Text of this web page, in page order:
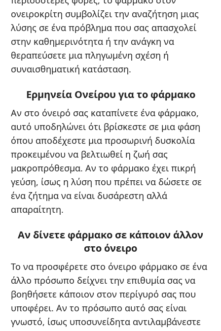
ονειροκρίτη συμβολίζει την αναζήτηση μιας
λύσης σε ένα πρόβλημα που σας απασχολεί
στην καθημερινότητα ή την ανάγκη να
θεραπεύσετε μια πληγωμένη σχέση ή
συναισθηματική κατάσταση.
Ερμηνεία Ονείρου για το φάρμακο
Αν στο όνειρό σας καταπίνετε ένα φάρμακο,
αυτό υποδηλώνει ότι βρίσκεστε σε μια φάση
όπου αποδέχεστε μια προσωρινή δυσκολία
προκειμένου να βελτιωθεί η ζωή σας
μακροπρόθεσμα. Αν το φάρμακο έχει πικρή
γεύση, ίσως η λύση που πρέπει να δώσετε σε
ένα ζήτημα να είναι δυσάρεστη αλλά
απαραίτητη.
Αν δίνετε φάρμακο σε κάποιον άλλον
στο όνειρο
Το να προσφέρετε στο όνειρο φάρμακο σε ένα
άλλο πρόσωπο δείχνει την επιθυμία σας να
βοηθήσετε κάποιον στον περίγυρό σας που
υποφέρει. Αν το πρόσωπο αυτό σας είναι
γνωστό, ίσως υποσυνείδητα αντιλαμβάνεστε